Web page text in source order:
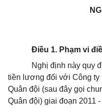
Điều 1. Phạm vi
Nghị định này quy
tiền lương đối với Công ty
Quân đội (sau đây gọi
Quân đội) giai đoạn 2011 -